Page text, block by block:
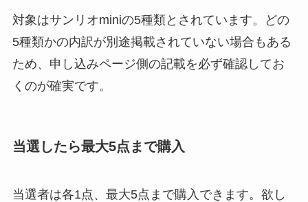
対象はサンリオminiの5種類とされています。どの
5種類かの内訳が別途掲載されていない場合もある
ため、申し込みページ側の記載を必ず確認してお
くのが確実です。
当選したら最大5点まで購入
当選者は各1点、最大5点まで購入できます。欲し